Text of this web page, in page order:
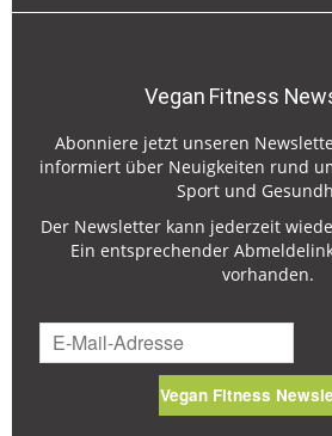
Vegan Fitness
Abonniere jetzt unseren
informiert über Neuigkeiten rund
Sport und
Der Newsletter kann jederzeit
Ein entsprechender
vorhanden.
Vegan Fitness